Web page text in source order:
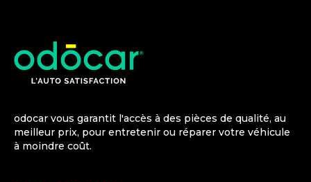
odocar vous garantit l'accès à des pièces de qualité, au
meilleur prix, pour entretenir ou réparer votre véhicule
à moindre coût.